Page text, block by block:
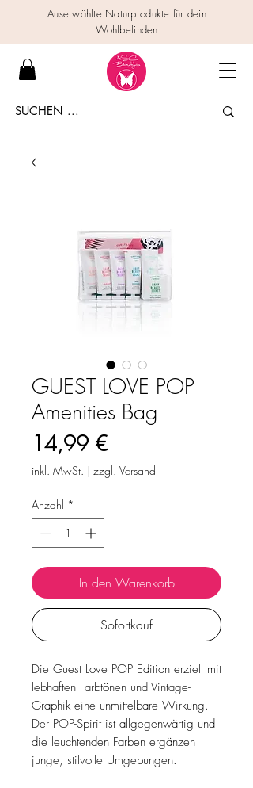
Auserwählte Naturprodukte für dein
Wohlbefinden
GUEST LOVE POP
Amenities Bag
14,99 €Preis
inkl. MwSt. | zzgl. Versand
Anzahl *
In den Warenkorb
Sofortkauf
Die Guest Love POP Edition erzielt mit
lebhaften Farbtönen und Vintage-
Graphik eine unmittelbare Wirkung.
Der POP-Spirit ist allgegenwärtig und
die leuchtenden Farben ergänzen
junge, stilvolle Umgebungen.